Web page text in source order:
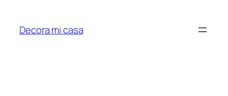
contenido
Decora mi casa